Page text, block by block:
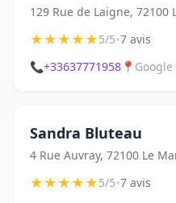
129 Rue de Laigne, 72100
★★★★★5/5•7 avis
📞+33637771958 📍
Sandra Bluteau
4 Rue Auvray, 72100 Le
★★★★★5/5•7 avis